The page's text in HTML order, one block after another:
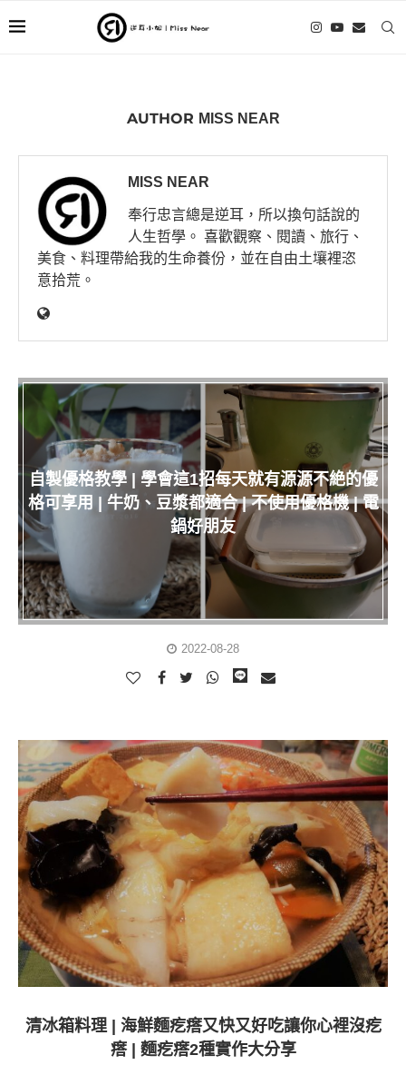
AUTHOR MISS NEAR
MISS NEAR
奉行忠言總是逆耳，所以換句話說的
人生哲學。 喜歡觀察、閱讀、旅行、
美食、料理帶給我的生命養份，並在自由土壤裡恣
意拾荒。
自製優格教學 | 學會這1招每天就有源源不絶的優
格可享用 | 牛奶、豆漿都適合 | 不使用優格機 | 電
鍋好朋友
2022-08-28
清冰箱料理 | 海鮮麵疙瘩又快又好吃讓你心裡沒疙
瘩 | 麵疙瘩2種實作大分享